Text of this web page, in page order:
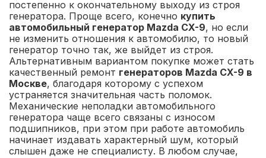
постепенно к окончательному выходу из строя
генератора. Проще всего, конечно купить
автомобильный генератор Mazda CX-9, но если
не изменить отношения к автомобилю, то новый
генератор точно так, же выйдет из строя.
Альтернативным вариантом покупке может стать
качественный ремонт генераторов Mazda CX-9 в
Москве, благодаря которому с успехом
устраняется значительная часть поломок.
Механические неполадки автомобильного
генератора чаще всего связаны с износом
подшипников, при этом при работе автомобиль
начинает издавать характерный шум, который
слышен даже не специалисту. В любом случае,